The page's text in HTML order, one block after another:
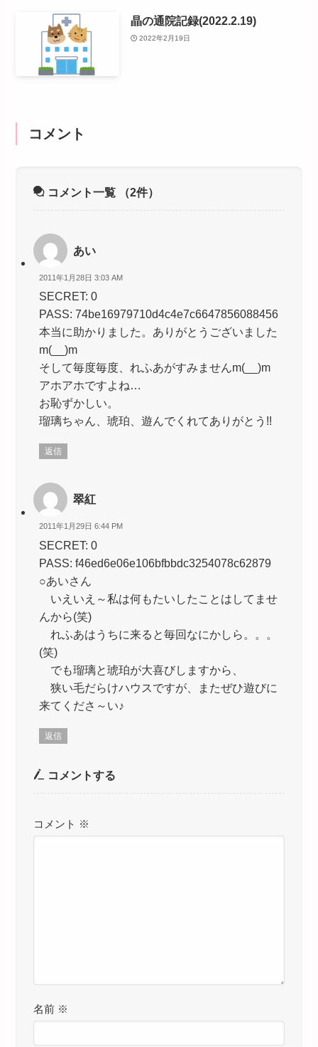
晶の通院記録(2022.2.19)
2022年2月19日
コメント
コメント一覧 （2件）
あい
2011年1月28日 3:03 AM
SECRET: 0
PASS: 74be16979710d4c4e7c6647856088456
本当に助かりました。ありがとうございました
m(__)m
そして毎度毎度、れふあがすみませんm(__)m
アホアホですよね…
お恥ずかしい。
瑠璃ちゃん、琥珀、遊んでくれてありがとう!!
返信
翠紅
2011年1月29日 6:44 PM
SECRET: 0
PASS: f46ed6e06e106bfbbdc3254078c62879
○あいさん
いえいえ～私は何もたいしたことはしてませ
んから(笑)
れふあはうちに来ると毎回なにかしら。。。
(笑)
でも瑠璃と琥珀が大喜びしますから、
狭い毛だらけハウスですが、またぜひ遊びに
来てくださ～い♪
返信
コメントする
コメント ※
名前 ※